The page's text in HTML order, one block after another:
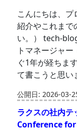
こんにちは、プ
紹介やこれま
い。） tech-
トマネージャ
ぐ1年が経ちま
て書こうと思い
公開日: 2026-03-
ラクスの社内
Conference for